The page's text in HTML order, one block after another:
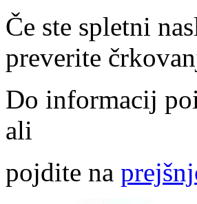
Če ste spletni
preverite
Do informacij
ali
pojdite na